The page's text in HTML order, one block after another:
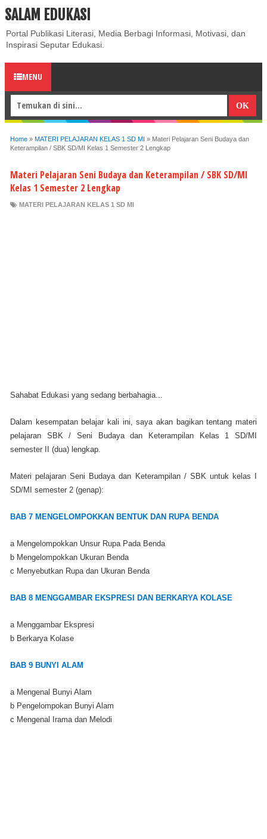
ABOUT CONTACT US
SALAM EDUKASI
Portal Publikasi Literasi, Media Berbagi Informasi, Motivasi, dan
Inspirasi Seputar Edukasi.
MENU
Home » MATERI PELAJARAN KELAS 1 SD MI » Materi Pelajaran Seni Budaya dan
Keterampilan / SBK SD/MI Kelas 1 Semester 2 Lengkap
Materi Pelajaran Seni Budaya dan Keterampilan / SBK SD/MI
Kelas 1 Semester 2 Lengkap
MATERI PELAJARAN KELAS 1 SD MI
Sahabat Edukasi yang sedang berbahagia...
Dalam kesempatan belajar kali ini, saya akan bagikan tentang materi
pelajaran SBK / Seni Budaya dan Keterampilan Kelas 1 SD/MI
semester II (dua) lengkap.
Materi pelajaran Seni Budaya dan Keterampilan / SBK untuk kelas I
SD/MI semester 2 (genap):
BAB 7 MENGELOMPOKKAN BENTUK DAN RUPA BENDA
a Mengelompokkan Unsur Rupa Pada Benda
b Mengelompokkan Ukuran Benda
c Menyebutkan Rupa dan Ukuran Benda
BAB 8 MENGGAMBAR EKSPRESI DAN BERKARYA KOLASE
a Menggambar Ekspresi
b Berkarya Kolase
BAB 9 BUNYI ALAM
a Mengenal Bunyi Alam
b Pengelompokan Bunyi Alam
c Mengenal Irama dan Melodi